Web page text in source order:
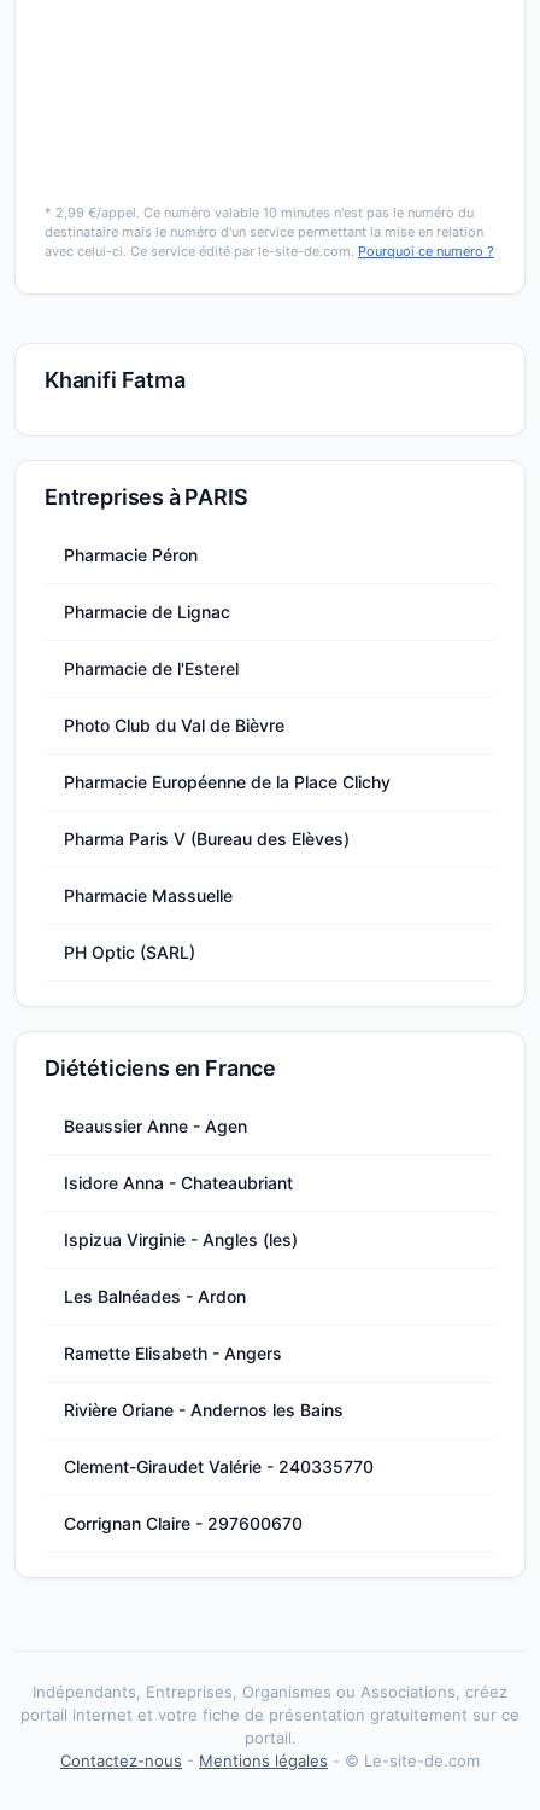
* 2,99 €/appel. Ce numéro valable 10 minutes n'est pas le numéro du
destinataire mais le numéro d'un service permettant la mise en relation
avec celui-ci. Ce service édité par le-site-de.com. Pourquoi ce numero ?
Khanifi Fatma
Entreprises à PARIS
Pharmacie Péron
Pharmacie de Lignac
Pharmacie de l'Esterel
Photo Club du Val de Bièvre
Pharmacie Européenne de la Place Clichy
Pharma Paris V (Bureau des Elèves)
Pharmacie Massuelle
PH Optic (SARL)
Diététiciens en France
Beaussier Anne - Agen
Isidore Anna - Chateaubriant
Ispizua Virginie - Angles (les)
Les Balnéades - Ardon
Ramette Elisabeth - Angers
Rivière Oriane - Andernos les Bains
Clement-Giraudet Valérie - 240335770
Corrignan Claire - 297600670
Indépendants, Entreprises, Organismes ou Associations, créez
portail internet et votre fiche de présentation gratuitement sur ce
portail.
Contactez-nous - Mentions légales - © Le-site-de.com